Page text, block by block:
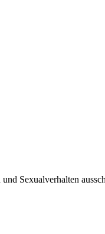
und Sexualverhalten